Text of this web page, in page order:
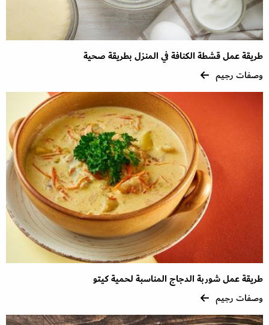
طريقة عمل قشطة الكنافة في المنزل بطريقة صحية
وصفات رجيم
طريقة عمل شوربة الدجاج المناسبة لحمية كيتو
وصفات رجيم